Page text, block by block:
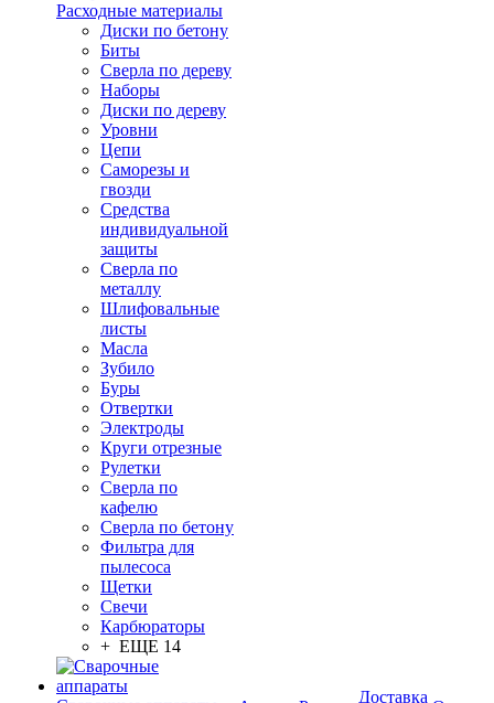
Расходные материалы
Диски по бетону
Биты
Сверла по дереву
Наборы
Диски по дереву
Уровни
Цепи
Саморезы и
гвозди
Средства
индивидуальной
защиты
Сверла по
металлу
Шлифовальные
листы
Масла
Зубило
Буры
Отвертки
Электроды
Круги отрезные
Рулетки
Сверла по
кафелю
Сверла по бетону
Фильтра для
пылесоса
Щетки
Свечи
Карбюраторы
+ ЕЩЕ 14
Доставка